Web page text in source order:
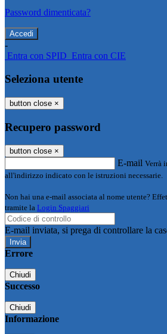
Password dimenticata?
-
Entra con SPID Entra con CIE
Seleziona utente
button close ×
Recupero password
button close ×
E-mail Verrà
all'indirizzo indicato con le istruzioni necessarie.
Non hai una e-mail associata al nome utente?
tramite la Login Spaggiari
E-mail inviata, si prega di controllare la
Errore
Chiudi
Successo
Chiudi
Informazione